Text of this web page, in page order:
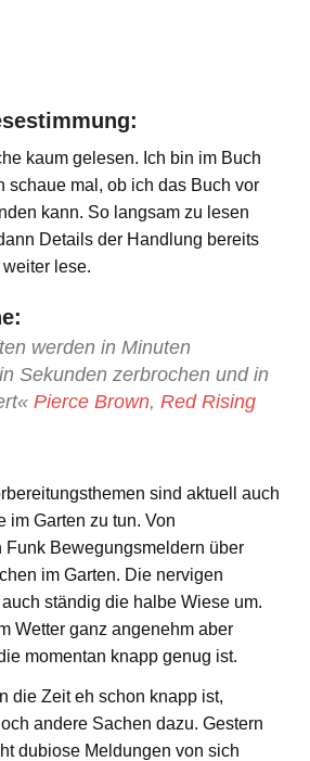
kaum gelesen. Ich bin im Buch
schaue mal, ob ich das Buch vor
kann. So langsam zu lesen
Details der Handlung bereits
lese.
werden in Minuten
Sekunden zerbrochen und in
Pierce Brown, Red Rising
sind aktuell auch
im Garten zu tun. Von
Funk Bewegungsmeldern über
im Garten. Die nervigen
ständig die halbe Wiese um.
Wetter ganz angenehm aber
momentan knapp genug ist.
die Zeit eh schon knapp ist,
andere Sachen dazu. Gestern
dubiose Meldungen von sich